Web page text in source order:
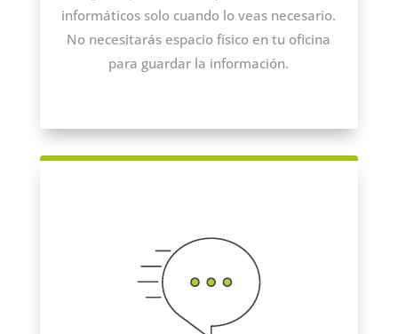
informáticos solo cuando lo veas necesario.
No necesitarás espacio físico en tu oficina
para guardar la información.